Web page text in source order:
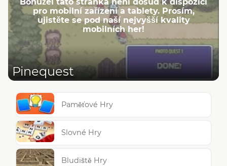
pro mobilní zařízení a tablety. Prosím,
ujistěte se pod naší nejvyšší kvality
mobilních her!
Pinequest
Paměťové Hry
Slovné Hry
Bludiště Hry